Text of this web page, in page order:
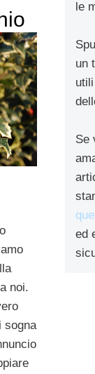
noi.
sogna
le
un
Se
ed